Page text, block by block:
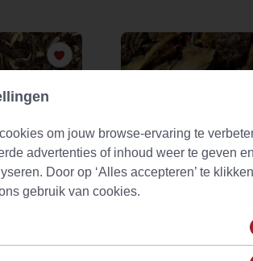
om jouw browse-ervaring te
advertenties of inhoud weer te geven
Door op ‘Alles accepteren’ te
gebruik van cookies.